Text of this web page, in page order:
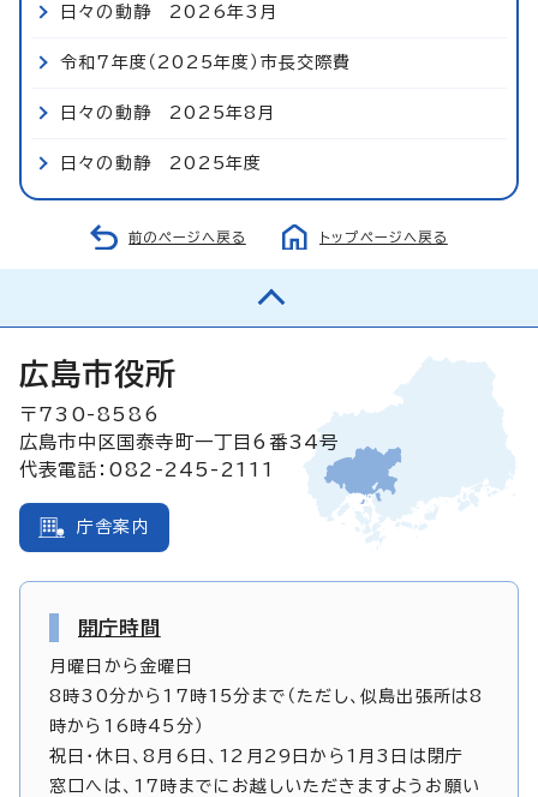
日々の動静 2026年3月
令和7年度（2025年度）市長交際費
日々の動静 2025年8月
日々の動静 2025年度
前のページへ戻る トップページへ戻る
広島市役所
〒730-8586
広島市中区国泰寺町一丁目6番34号
代表電話：082-245-2111
庁舎案内
開庁時間
月曜日から金曜日
8時30分から17時15分まで（ただし、似島出張所は8
時から16時45分）
祝日・休日、8月6日、12月29日から1月3日は閉庁
窓口へは、17時までにお越しいただきますようお願い